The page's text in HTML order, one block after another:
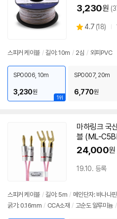
3,230원
별
4.7 (상
리
18)
스피커 케이블 / 길이: 10m / 2심 / 외피PVC
1위
SPO006, 10m
3,230원
SPO007, 20m
6,770원
마하링크 국
블 (ML-
24,000원
19.10. 등록
스피커 케이블 / 길이: 5m / 메인단자: 바나나핀
굵기: 0.16mm / CCA소재 / 고순도 알루미늄 /